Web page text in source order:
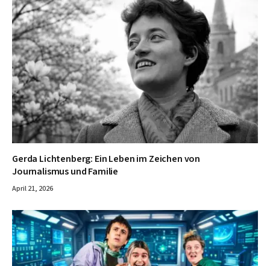
Gerda Lichtenberg: Ein Leben im Zeichen von
Journalismus und Familie
April 21, 2026